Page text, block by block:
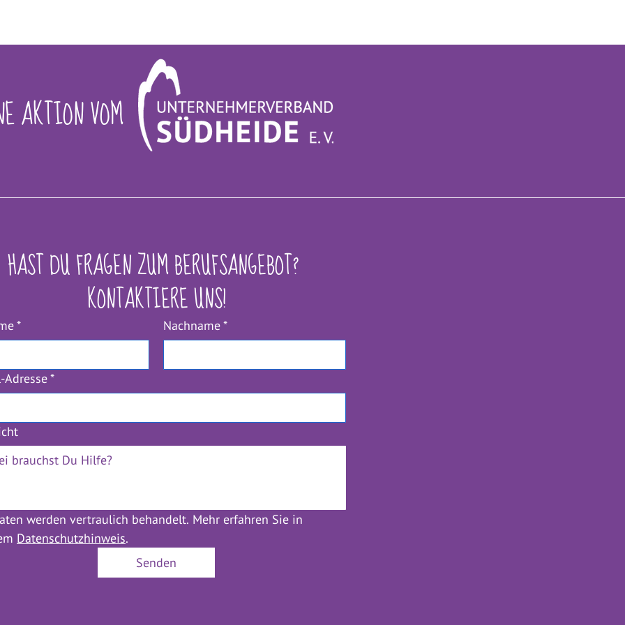
AKTION VOM
HAST DU FRAGEN ZUM BERUFSANGEBOT?
KONTAKTIERE UNS!
* Nachname*
Adresse*
werden vertraulich behandelt. Mehr erfahren Sie in
Datenschutzhinweis.
Senden